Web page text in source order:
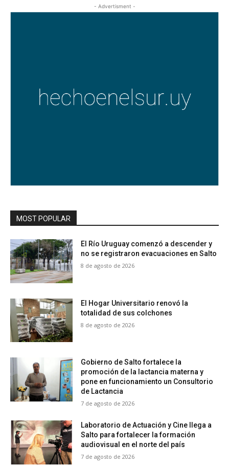
- Advertisment -
MOST POPULAR
El Río Uruguay comenzó a descender y
no se registraron evacuaciones en Salto
8 de agosto de 2026
El Hogar Universitario renovó la
totalidad de sus colchones
8 de agosto de 2026
Gobierno de Salto fortalece la
promoción de la lactancia materna y
pone en funcionamiento un Consultorio
de Lactancia
7 de agosto de 2026
Laboratorio de Actuación y Cine llega a
Salto para fortalecer la formación
audiovisual en el norte del país
7 de agosto de 2026